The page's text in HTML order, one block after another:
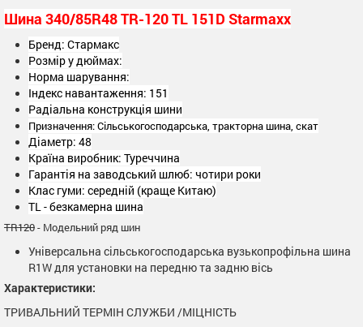
Шина 340/85R48 TR-120 TL 151D Starmaxx
Бренд: Стармакс
Розмір у дюймах:
Норма шарування:
Індекс навантаження: 151
Радіальна конструкція шини
Призначення: Сільськогосподарська, тракторна шина, скат
Діаметр: 48
Країна виробник: Туреччина
Гарантія на заводський шлюб: чотири роки
Клас гуми: середній (краще Китаю)
TL - безкамерна шина
TR120- Модельний ряд шин
Універсальна сільськогосподарська вузькопрофільна шина
R1W для установки на передню та задню вісь
Характеристики:
ТРИВАЛЬНИЙ ТЕРМІН СЛУЖБИ /МІЦНІСТЬ